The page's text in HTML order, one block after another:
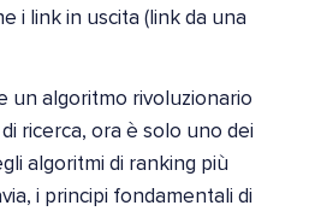
i link in uscita (link da una
un algoritmo rivoluzionario
ricerca, ora è solo uno dei
algoritmi di ranking più
i principi fondamentali di